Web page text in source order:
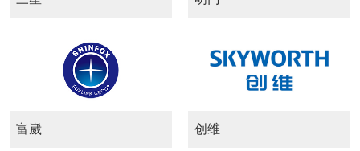
富崴 创维